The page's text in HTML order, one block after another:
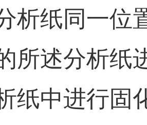
析纸同一位
所述分析纸
纸中进行固